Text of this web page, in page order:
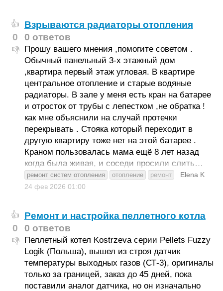
👍
0
👎
Взрываются радиаторы отопления
0 ответов
Прошу вашего мнения ,помогите советом .
Обычный панельный 3-х этажный дом
,квартира первый этаж угловая. В квартире
центральное отопление и старые водяные
радиаторы. В зале у меня есть кран на батарее
и отросток от трубы с лепестком ,не обратка !
как мне объяснили на случай протечки
перекрывать . Стояка который переходит в
другую квартиру тоже нет на этой батарее .
Краном пользовалась мама ещё 8 лет назад
когда была живая, и соседи просили слить…
ремонт систем отопления отопление ремонт
Elena K
24 фев 2026 01:00
👍
0
👎
Ремонт и настройка пеллетного котла
0 ответов
Пеллетный котел Kostrzeva серии Pellets Fuzzy
Logik (Польша), вышел из строя датчик
температуры выходных газов (СТ-3), оригиналы
только за границей, заказ до 45 дней, пока
поставили аналог датчика, но он изначально